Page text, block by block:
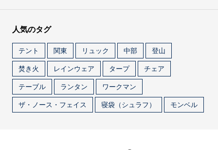
人気のタグ
テント 関東 リュック 中部
登山
焚き火
レインウェア タープ
チェア
テーブル
ランタン
ワークマン
ザ・ノース・フェイス
寝袋（シュラフ） モンベル